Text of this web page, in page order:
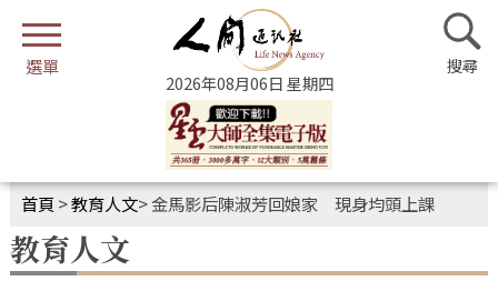
2026年08月06日 星期四
首頁 >教育人文>金馬影后陳淑芳回娘家 現身均頭上課
教育人文